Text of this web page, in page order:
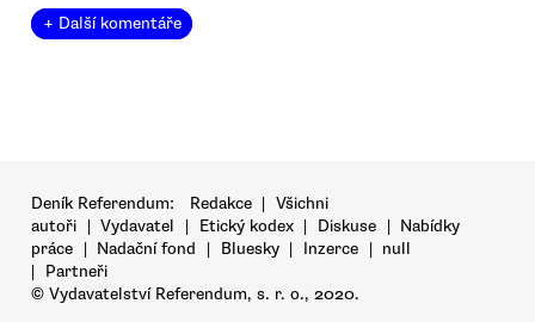
+ Další komentáře
Deník Referendum: Redakce | Všichni
autoři | Vydavatel | Etický kodex | Diskuse | Nabídky
práce | Nadační fond | Bluesky | Inzerce | null
|
Partneři
© Vydavatelství Referendum, s. r. o., 2020.